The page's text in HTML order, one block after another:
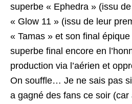
superbe « Ephedra » (issu
« Glow 11 » (issu de leur
« Tamas » et son final
superbe final encore en
production via l’aérien et
On souffle… Je ne sais pas
a gagné des fans ce soir (car